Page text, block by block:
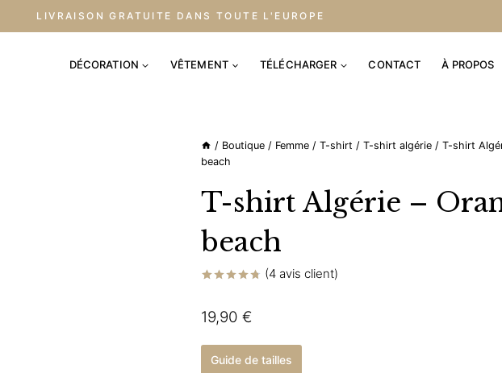
LIVRAISON GRATUITE DANS TOUTE L'EUROPE
DÉCORATION VÊTEMENT TÉLÉCHARGER CONTACT À PROPOS
/ Boutique / Femme / T-shirt / T-shirt algérie / T-shirt
beach
T-shirt Algérie –
beach
sur
notations
(4 avis client)
19,90 €
Guide de tailles